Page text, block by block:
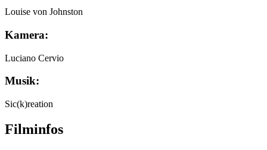
Louise von Johnston
Kamera:
Luciano Cervio
Musik:
Sic(k)reation
Filminfos